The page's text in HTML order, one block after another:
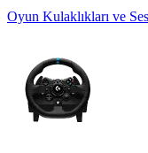
Oyun Kulaklıkları ve Ses